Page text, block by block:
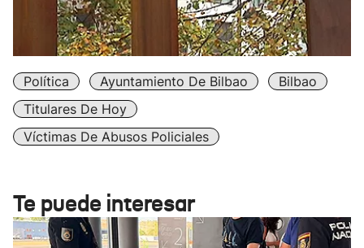
Política Ayuntamiento De Bilbao
Bilbao
Titulares De Hoy
Víctimas De Abusos Policiales
Te puede interesar